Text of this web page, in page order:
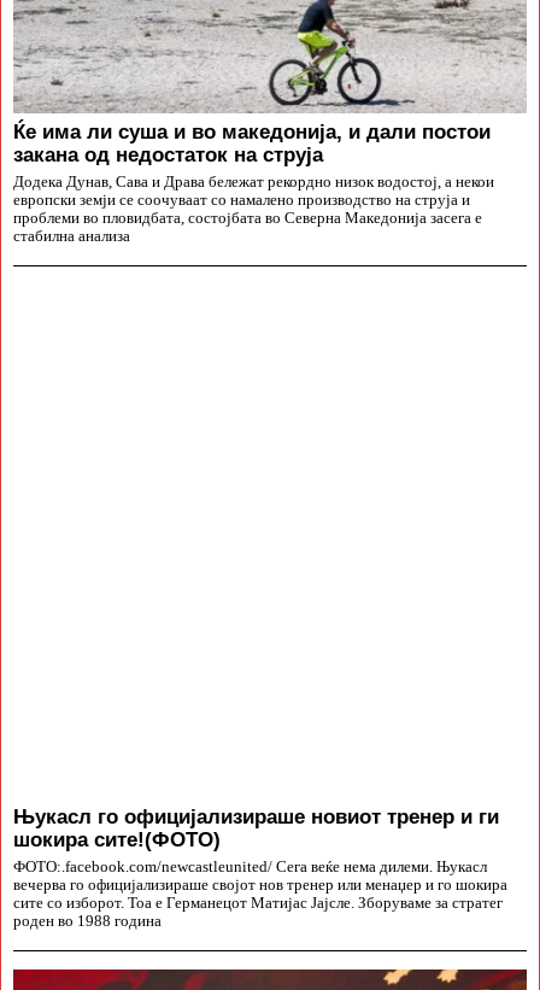
Ќе има ли суша и во македонија, и дали постои
закана од недостаток на струја
Додека Дунав, Сава и Драва бележат рекордно низок водостој, а некои
европски земји се соочуваат со намалено производство на струја и
проблеми во пловидбата, состојбата во Северна Македонија засега е
стабилна анализа
Њукасл го официјализираше новиот тренер и ги
шокира сите!(ФОТО)
ФОТО:.facebook.com/newcastleunited/ Сега веќе нема дилеми. Њукасл
вечерва го официјализираше својот нов тренер или менаџер и го шокира
сите со изборот. Тоа е Германецот Матијас Јајсле. Зборуваме за стратег
роден во 1988 година